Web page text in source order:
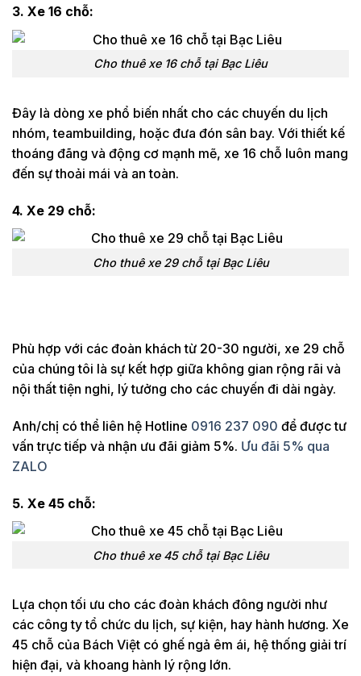
3. Xe 16 chỗ:
Cho thuê xe 16 chỗ tại Bạc Liêu
Đây là dòng xe phổ biến nhất cho các chuyến du lịch
nhóm, teambuilding, hoặc đưa đón sân bay. Với thiết kế
thoáng đãng và động cơ mạnh mẽ, xe 16 chỗ luôn mang
đến sự thoải mái và an toàn.
4. Xe 29 chỗ:
Cho thuê xe 29 chỗ tại Bạc Liêu
Phù hợp với các đoàn khách từ 20-30 người, xe 29 chỗ
của chúng tôi là sự kết hợp giữa không gian rộng rãi và
nội thất tiện nghi, lý tưởng cho các chuyến đi dài ngày.
Anh/chị có thể liên hệ Hotline 0916 237 090 để được tư
vấn trực tiếp và nhận ưu đãi giảm 5%. Ưu đãi 5% qua
ZALO
5. Xe 45 chỗ:
Cho thuê xe 45 chỗ tại Bạc Liêu
Lựa chọn tối ưu cho các đoàn khách đông người như
các công ty tổ chức du lịch, sự kiện, hay hành hương. Xe
45 chỗ của Bách Việt có ghế ngả êm ái, hệ thống giải trí
hiện đại, và khoang hành lý rộng lớn.